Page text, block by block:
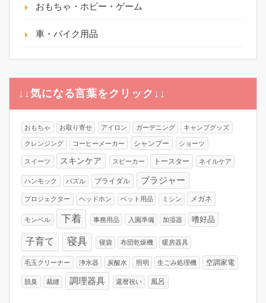
おもちゃ・ホビー・ゲーム
車・バイク用品
↓↓気になる言葉をクリック↓↓
おもちゃ お取り寄せ アイロン ガーデニング キャンプグッズ
クレンジング コーヒーメーカー シャンプー ショーツ
スイーツ スキンケア スピーカー トースター ネイルケア
ハンモック パズル ブライダル ブラジャー
プロジェクター ヘッドホン ペット用品 ミシン メガネ
モンベル 下着 事務用品 入園準備 加湿器 嗜好品
子育て 寝具 寝袋 布団乾燥機 暖房器具
毛玉クリーナー 浄水器 炭酸水 照明 生ごみ処理機 空調家電
脱臭 裁縫 調理器具 還暦祝い 風呂